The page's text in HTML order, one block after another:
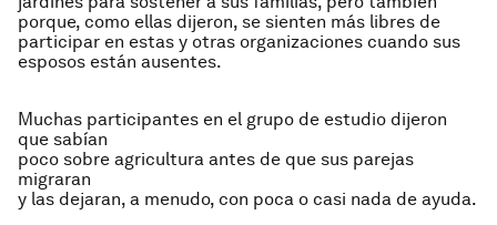
porque, como ellas dijeron, se sienten más libres de
participar en estas y otras organizaciones cuando sus
esposos están ausentes.
Muchas participantes en el grupo de estudio dijeron
que sabían
poco sobre agricultura antes de que sus parejas
migraran
y las dejaran, a menudo, con poca o casi nada de ayuda.